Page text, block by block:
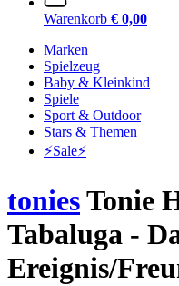
Warenkorb € 0,00
Marken
Spielzeug
Baby & Kleinkind
Spiele
Sport & Outdoor
Stars & Themen
⚡️Sale⚡️
toniesTonie
Tabaluga -
Ereignis/